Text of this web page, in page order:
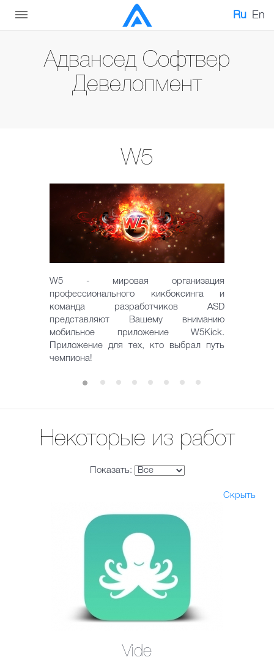
Ru En
Адвансед Софтвер
Девелопмент
W5
W5 - мировая организация
профессионального кикбоксинга и
команда разработчиков ASD
представляют Вашему вниманию
мобильное приложение W5Kick.
Приложение для тех, кто выбрал путь
чемпиона!
Некоторые из работ
Показать:
Скрыть
Vide